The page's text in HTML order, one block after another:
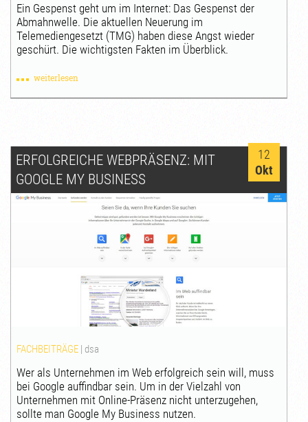
Ein Gespenst geht um im Internet: Das Gespenst der
Abmahnwelle. Die aktuellen Neuerung im
Telemediengesetzt (TMG) haben diese Angst wieder
geschürt. Die wichtigsten Fakten im Überblick.
weiterlesen
ERFOLGREICHE WEBPRÄSENZ: MIT
GOOGLE MY BUSINESS
12
Okt
FACHBEITRÄGE | dsa
Wer als Unternehmen im Web erfolgreich sein will, muss
bei Google auffindbar sein. Um in der Vielzahl von
Unternehmen mit Online-Präsenz nicht unterzugehen,
sollte man Google My Business nutzen.